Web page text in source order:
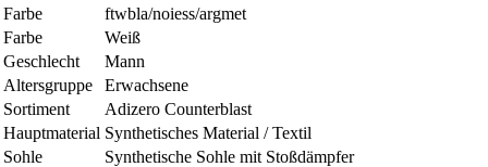
Farbe
ftwbla/noiess/argmet
Farbe
Weiß
Geschlecht
Mann
Altersgruppe
Erwachsene
Sortiment
Adizero Counterblast
Hauptmaterial Synthetisches Material / Textil
Sohle
Synthetische Sohle mit Stoßdämpfer